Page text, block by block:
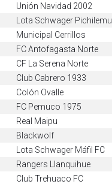
Unión Navidad 2002
Lota Schwager Pichilemu
Municipal Cerrillos
FC Antofagasta Norte
CF La Serena Norte
Club Cabrero 1933
Colón Ovalle
FC Pemuco 1975
Real Maipu
Blackwolf
Lota Schwager Máfil FC
Rangers Llanquihue
Club Trehuaco FC